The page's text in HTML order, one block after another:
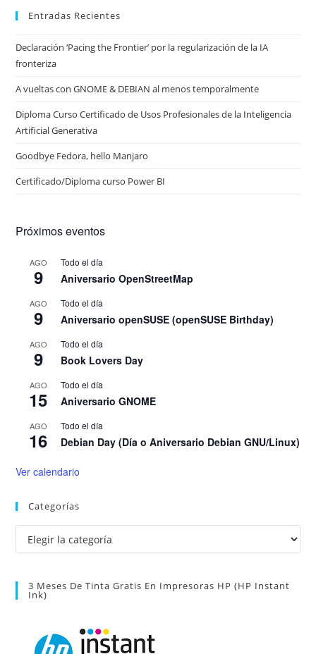
Entradas Recientes
Declaración ‘Pacing the Frontier’ por la regularización de la IA
fronteriza
A vueltas con GNOME & DEBIAN al menos temporalmente
Diploma Curso Certificado de Usos Profesionales de la Inteligencia
Artificial Generativa
Goodbye Fedora, hello Manjaro
Certificado/Diploma curso Power BI
Próximos eventos
AGO
9
Todo el día
Aniversario OpenStreetMap
AGO
9
Todo el día
Aniversario openSUSE (openSUSE Birthday)
AGO
9
Todo el día
Book Lovers Day
AGO
15
Todo el día
Aniversario GNOME
AGO
16
Todo el día
Debian Day (Día o Aniversario Debian GNU/Linux)
Ver calendario
Categorías
Categorías
3 Meses De Tinta Gratis En Impresoras HP (HP Instant
Ink)